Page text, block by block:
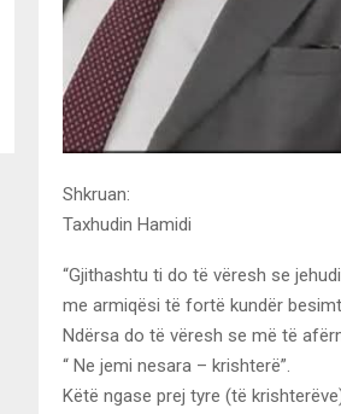
Shkruan:
Taxhudin Hamidi
“Gjithashtu ti do të vëresh se
me armiqësi të fortë kundër
Ndërsa do të vëresh se më të
“ Ne jemi nesara – krishterë”.
Këtë ngase prej tyre (të